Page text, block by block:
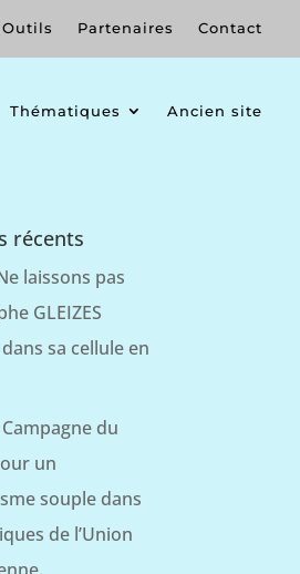
Outils Partenaires Contact
Thématiques Ancien site
récents
laissons pas
GLEIZES
sa cellule en
Campagne du
un
souple dans
de l’Union